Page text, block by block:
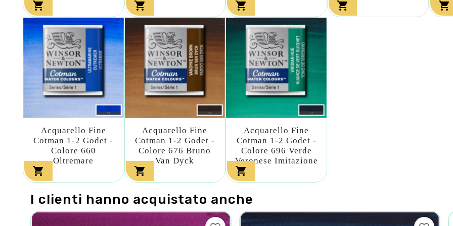
    
Acquarello Fine
Cotman 1-2 Godet -
Colore 660
Oltremare

Acquarello Fine
Cotman 1-2 Godet -
Colore 676 Bruno
Van Dyck

Acquarello Fine
Cotman 1-2 Godet -
Colore 696 Verde
Veronese Imitazione

I clienti hanno acquistato anche